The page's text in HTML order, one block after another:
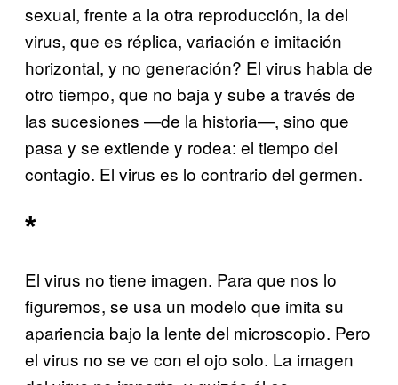
sexual, frente a la otra reproducción, la del
virus, que es réplica, variación e imitación
horizontal, y no generación? El virus habla de
otro tiempo, que no baja y sube a través de
las sucesiones —de la historia—, sino que
pasa y se extiende y rodea: el tiempo del
contagio. El virus es lo contrario del germen.
*
El virus no tiene imagen. Para que nos lo
figuremos, se usa un modelo que imita su
apariencia bajo la lente del microscopio. Pero
el virus no se ve con el ojo solo. La imagen